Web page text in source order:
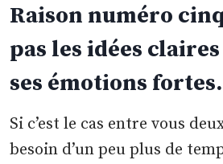
Raison numéro cinq
pas les idées claires
ses émotions fortes.
Si c’est le cas entre vous
besoin d’un peu plus de